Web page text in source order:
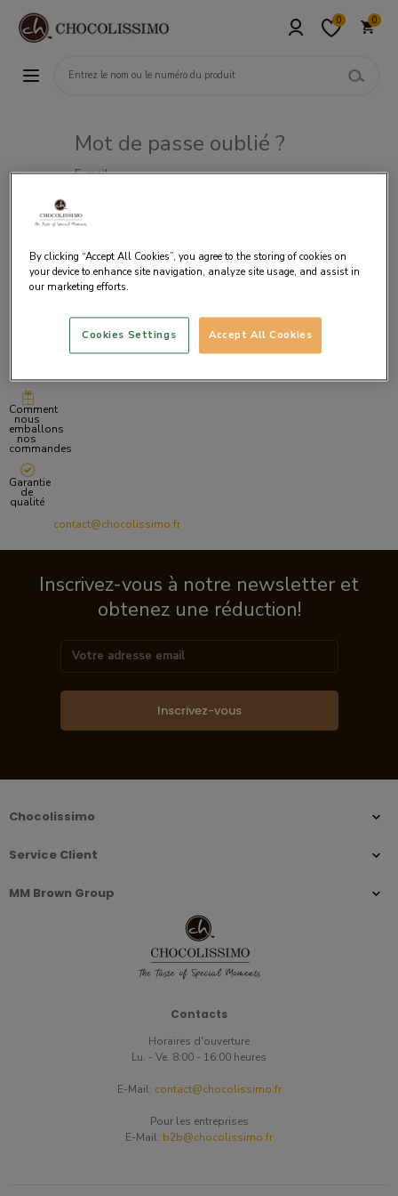
0 0
Mot de passe oublié ?
E-mail
d’achat
Comment
nous
emballons
nos
commandes
Garantie
de
qualité
contact@chocolissimo.fr
Inscrivez-vous à notre newsletter et
obtenez une réduction!
Inscrivez-vous
Chocolissimo
Service Client
MM Brown Group
Contacts
Horaires d'ouverture
Lu. - Ve. 8:00 - 16:00 heures
E-Mail: contact@chocolissimo.fr
Pour les entreprises
E-Mail: b2b@chocolissimo.fr
By clicking “Accept All Cookies”, you agree to the storing of cookies on
your device to enhance site navigation, analyze site usage, and assist in
our marketing efforts.
Accept All Cookies
Cookies Settings